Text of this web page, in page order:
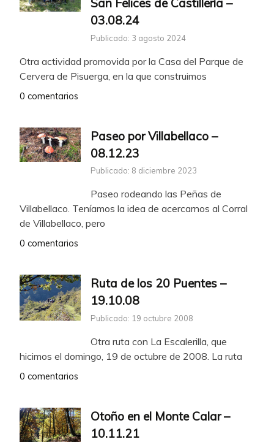
03.08.24
Publicado: 3 agosto 2024
Otra actividad promovida por la Casa del Parque de
Cervera de Pisuerga, en la que construimos
0 comentarios
Paseo por Villabellaco –
08.12.23
Publicado: 8 diciembre 2023
Paseo rodeando las Peñas de
Villabellaco. Teníamos la idea de acercarnos al Corral
de Villabellaco, pero
0 comentarios
Ruta de los 20 Puentes –
19.10.08
Publicado: 19 octubre 2008
Otra ruta con La Escalerilla, que
hicimos el domingo, 19 de octubre de 2008. La ruta
0 comentarios
Otoño en el Monte Calar –
10.11.21